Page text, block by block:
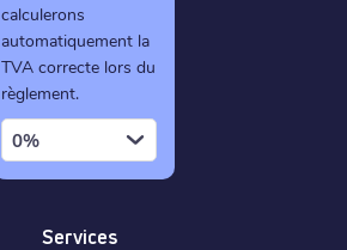
calculerons
automatiquement la
TVA correcte lors du
règlement.
0%
Services